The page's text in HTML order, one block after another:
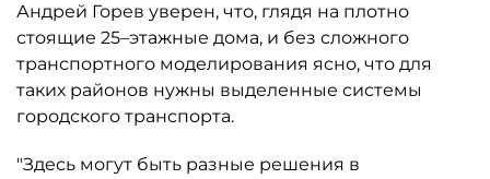
Андрей Горев уверен, что, глядя на плотно
стоящие 25–этажные дома, и без сложного
транспортного моделирования ясно, что для
таких районов нужны выделенные системы
городского транспорта.
"Здесь могут быть разные решения в